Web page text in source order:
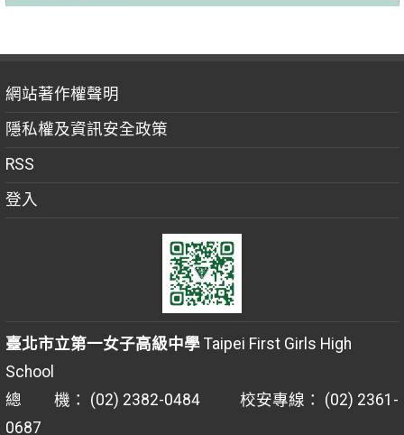
網站著作權聲明
隱私權及資訊安全政策
RSS
登入
臺北市立第一女子高級中學Taipei First Girls High
School
總 機： (02) 2382-0484 校安專線： (02) 2361-
0687